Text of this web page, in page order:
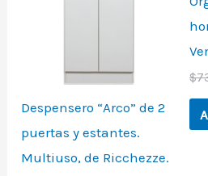
Despensero “Arco” de 2
puertas y estantes.
Multiuso, de Ricchezze.
$